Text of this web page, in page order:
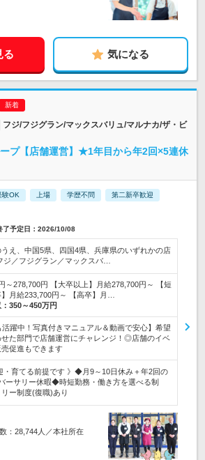
る 気になる
ジ/フジグラン/マックスバリュ/マルナカ/ザ・ビ
ープ【店舗運営】★1年目から年2回×5連休
験OK 上場 学歴不問 第二新卒歓迎
予定日：2026/10/08
え、中国5県、四国4県、兵庫県のいずれかの店
ジ／フジグラン／マックスバ…
～278,700円 【大卒以上】月給278,700円～ 【短
月給233,700円～ 【高卒】月…
350～450万円
活躍中！写真付きマニュアル＆動画で安心】希望
た部門で店舗運営にチャレンジ！◎店舗のイベ
促進もできます
・育てる前提です 》◆月9～10日休み＋年2回の
ーサリー休暇◆時短勤務・働き方を選べる制
ー制度(復職)あり
：28,744人／本社所在